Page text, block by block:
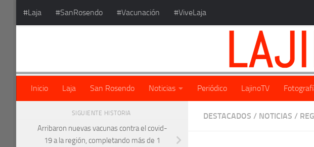
Saltar al contenido
#Laja #SanRosendo #Vacunación #ViveLaja
Inicio Laja San Rosendo Noticias Periódico LajinoTV
DESTACADOS / NOTICIAS /
SIGUIENTE HISTORIA
Arribaron nuevas vacunas contra el covid-
19 a la región, completando más de 1